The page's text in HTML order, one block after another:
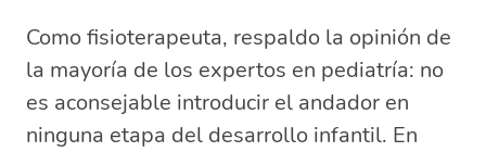
Como fisioterapeuta, respaldo la opinión de
la mayoría de los expertos en pediatría: no
es aconsejable introducir el andador en
ninguna etapa del desarrollo infantil. En